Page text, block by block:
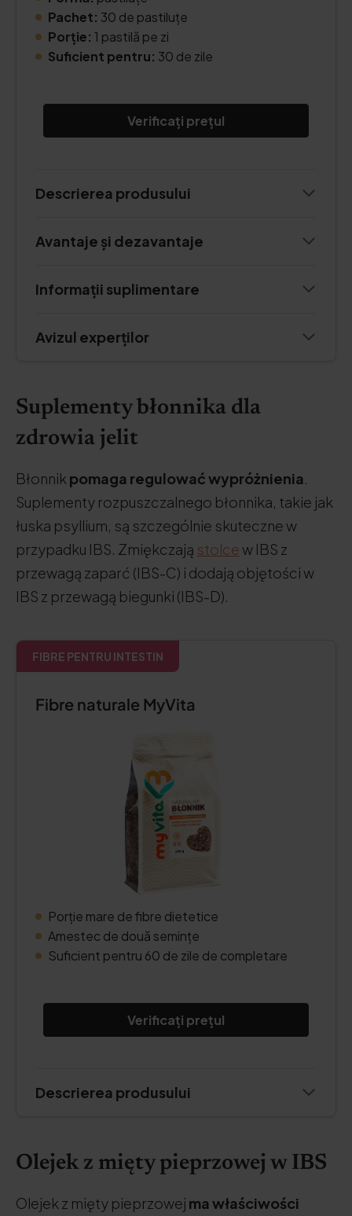
Pachet: 30 de pastiluțe
Porție: 1 pastilă pe zi
Suficient pentru: 30 de zile
Verificați prețul
Descrierea produsului
Avantaje și dezavantaje
Informații suplimentare
Avizul experților
Suplementy błonnika dla
zdrowia jelit
Błonnik pomaga regulować wypróżnienia.
Suplementy rozpuszczalnego błonnika, takie jak
łuska psyllium, są szczególnie skuteczne w
przypadku IBS. Zmiękczają stolcew IBS z
przewagą zaparć (IBS-C) i dodają objętości w
IBS z przewagą biegunki (IBS-D).
FIBRE PENTRU INTESTIN
Fibre naturale MyVita
Porție mare de fibre dietetice
Amestec de două semințe
Suficient pentru 60 de zile de completare
Verificați prețul
Descrierea produsului
Olejek z mięty pieprzowej w IBS
Olejek z mięty pieprzowej ma właściwości